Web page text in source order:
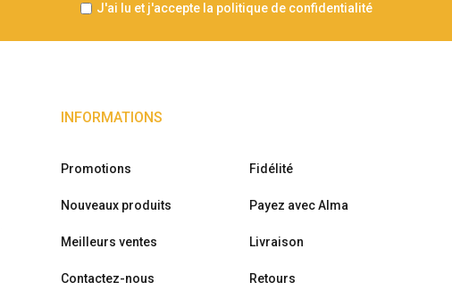
J'ai lu et j'accepte la politique de confidentialité
INFORMATIONS
Promotions
Nouveaux produits
Meilleurs ventes
Contactez-nous
Fidélité
Payez avec Alma
Livraison
Retours